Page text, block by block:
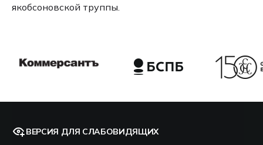
якобсоновской труппы.
ВЕРСИЯ ДЛЯ СЛАБОВИДЯЩИХ